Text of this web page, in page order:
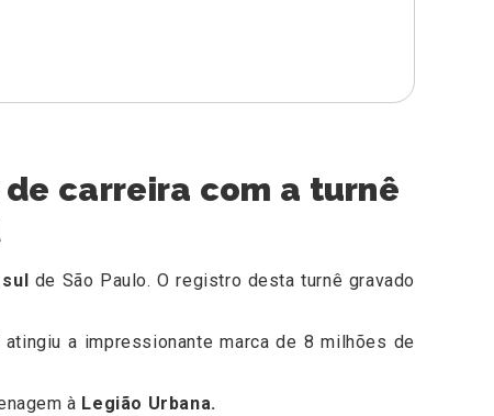
carreira com a turnê
de São Paulo. O registro desta turnê gravado
a impressionante marca de 8 milhões de
à Legião Urbana.